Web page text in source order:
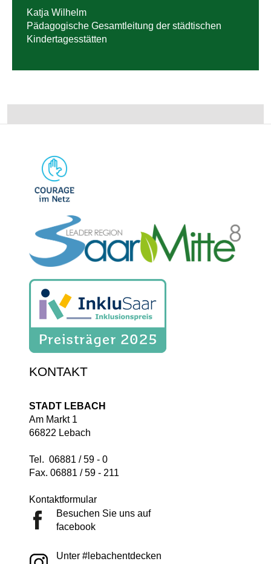
Katja Wilhelm
Pädagogische Gesamtleitung der städtischen
Kindertagesstätten
KONTAKT
STADT LEBACH
Am Markt 1
66822 Lebach
Tel. 06881 / 59 - 0
Fax. 06881 / 59 - 211
Kontaktformular
Besuchen Sie uns auf
facebook
Unter #lebachentdecken